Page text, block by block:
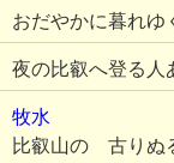
おだやかに暮れゆ
夜の比叡へ登る
牧水
比叡山の 古り